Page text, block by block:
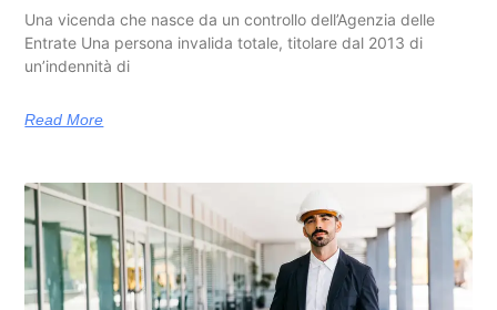
Una vicenda che nasce da un controllo dell’Agenzia delle
Entrate Una persona invalida totale, titolare dal 2013 di
un’indennità di
Read More